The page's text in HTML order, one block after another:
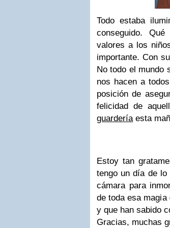
Todo estaba
conseguido.
valores a los
importante. Con
No todo el mundo
nos hacen a
posición de
felicidad de
guarderíaesta
Estoy tan
tengo un día de
cámara para
de toda esa
y que han sabido
Gracias, muchas